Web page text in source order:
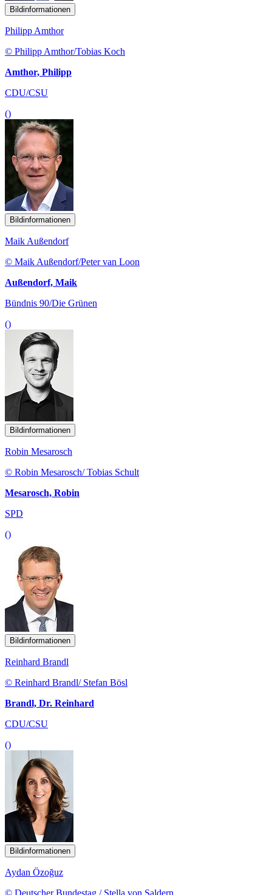
Bildinformationen
Philipp Amthor
© Philipp Amthor/Tobias Koch
Amthor, Philipp
CDU/CSU
()
Bildinformationen
Maik Außendorf
© Maik Außendorf/Peter van Loon
Außendorf, Maik
Bündnis 90/Die Grünen
()
Bildinformationen
Robin Mesarosch
© Robin Mesarosch/ Tobias Schult
Mesarosch, Robin
SPD
()
Bildinformationen
Reinhard Brandl
© Reinhard Brandl/ Stefan Bösl
Brandl, Dr. Reinhard
CDU/CSU
()
Bildinformationen
Aydan Özoğuz
© Deutscher Bundestag / Stella von Saldern